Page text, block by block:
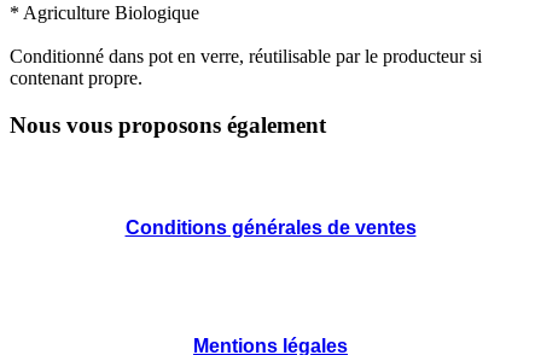
* Agriculture Biologique
Conditionné dans pot en verre, réutilisable par le producteur si
contenant propre.
Nous vous proposons également
Conditions générales de ventes
Mentions légales